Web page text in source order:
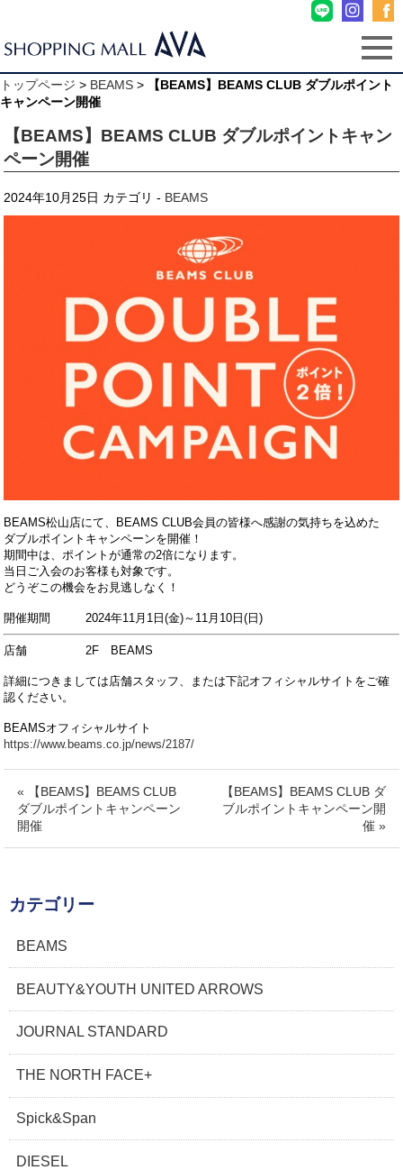
トップページ > BEAMS >
【BEAMS】BEAMS CLUB ダブルポイント
キャンペーン開催
【BEAMS】BEAMS CLUB ダブルポイントキャン
ペーン開催
2024年10月25日 カテゴリ - BEAMS
BEAMS松山店にて、BEAMS CLUB会員の皆様へ感謝の気持ちを込めた
ダブルポイントキャンペーンを開催！
期間中は、ポイントが通常の2倍になります。
当日ご入会のお客様も対象です。
どうぞこの機会をお見逃しなく！
開催期間 2024年11月1 日(金)～11月10日(日)
店舗 2F BEAMS
詳細につきましては店舗スタッフ、または下記オフィシャルサイトをご確
認ください。
BEAMSオフィシャルサイト
https://www.beams.co.jp/news/2187/
« 【BEAMS】BEAMS CLUB
ダブルポイントキャンペーン
開催
【BEAMS】BEAMS CLUB ダ
ブルポイントキャンペーン開
催 »
カテゴリー
BEAMS
BEAUTY&YOUTH UNITED ARROWS
JOURNAL STANDARD
THE NORTH FACE+
Spick&Span
DIESEL